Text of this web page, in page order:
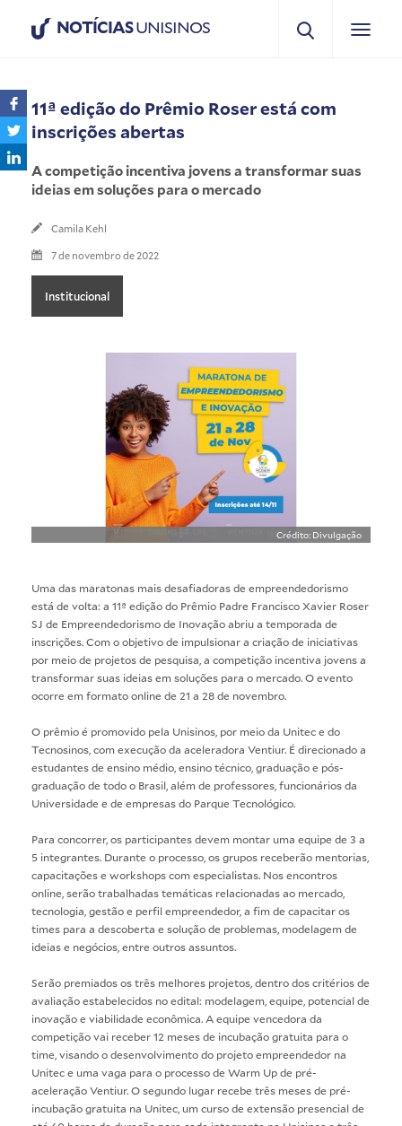
NOTÍCIASUNISINOS
11ª edição do Prêmio Roser está com
inscrições abertas
A competição incentiva jovens a transformar suas
ideias em soluções para o mercado
Camila Kehl
7 de novembro de 2022
Institucional
Crédito: Divulgação
Uma das maratonas mais desafiadoras de empreendedorismo
está de volta: a 11ª edição do Prêmio Padre Francisco Xavier Roser
SJ de Empreendedorismo de Inovação abriu a temporada de
inscrições. Com o objetivo de impulsionar a criação de iniciativas
por meio de projetos de pesquisa, a competição incentiva jovens a
transformar suas ideias em soluções para o mercado. O evento
ocorre em formato online de 21 a 28 de novembro.
O prêmio é promovido pela Unisinos, por meio da Unitec e do
Tecnosinos, com execução da aceleradora Ventiur. É direcionado a
estudantes de ensino médio, ensino técnico, graduação e pós-
graduação de todo o Brasil, além de professores, funcionários da
Universidade e de empresas do Parque Tecnológico.
Para concorrer, os participantes devem montar uma equipe de 3 a
5 integrantes. Durante o processo, os grupos receberão mentorias,
capacitações e workshops com especialistas. Nos encontros
online, serão trabalhadas temáticas relacionadas ao mercado,
tecnologia, gestão e perfil empreendedor, a fim de capacitar os
times para a descoberta e solução de problemas, modelagem de
ideias e negócios, entre outros assuntos.
Serão premiados os três melhores projetos, dentro dos critérios de
avaliação estabelecidos no edital: modelagem, equipe, potencial de
inovação e viabilidade econômica. A equipe vencedora da
competição vai receber 12 meses de incubação gratuita para o
time, visando o desenvolvimento do projeto empreendedor na
Unitec e uma vaga para o processo de Warm Up de pré-
aceleração Ventiur. O segundo lugar recebe três meses de pré-
incubação gratuita na Unitec, um curso de extensão presencial de